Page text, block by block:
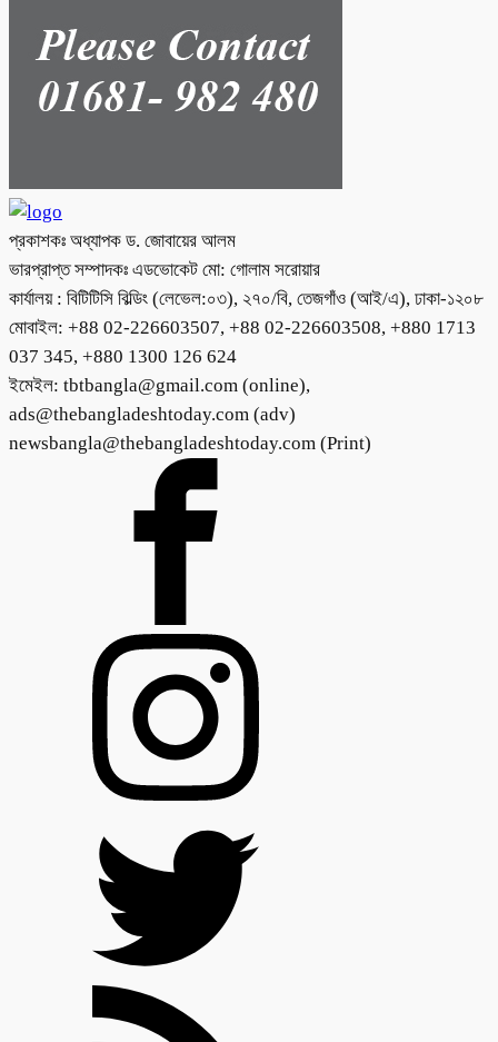
প্রকাশকঃ অধ্যাপক ড. জোবায়ের আলম
ভারপ্রাপ্ত সম্পাদকঃ এডভোকেট মো: গোলাম সরোয়ার
কার্যালয় : বিটিটিসি বিল্ডিং (লেভেল:০৩), ২৭০/বি, তেজগাঁও (আই/এ), ঢাকা-১২০৮
মোবাইল: +88 02-226603507, +88 02-226603508, +880 1713
037 345, +880 1300 126 624
ইমেইল: tbtbangla@gmail.com (online),
ads@thebangladeshtoday.com (adv)
newsbangla@thebangladeshtoday.com (Print)